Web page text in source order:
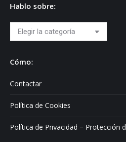
Hablo sobre:
Hablo
sobre:
Cómo:
Contactar
Política de Cookies
Política de Privacidad – Protección